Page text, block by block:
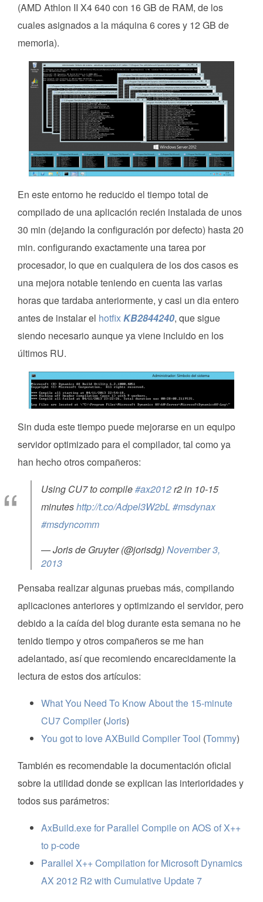
(AMD Athlon II X4 640 con 16 GB de RAM, de los
cuales asignados a la máquina 6 cores y 12 GB de
memoria).
En este entorno he reducido el tiempo total de
compilado de una aplicación recién instalada de unos
30 min (dejando la configuración por defecto) hasta 20
min. configurando exactamente una tarea por
procesador, lo que en cualquiera de los dos casos es
una mejora notable teniendo en cuenta las varias
horas que tardaba anteriormente, y casi un dia entero
antes de instalar el hotfixKB2844240, que sigue
siendo necesario aunque ya viene incluido en los
últimos RU.
Sin duda este tiempo puede mejorarse en un equipo
servidor optimizado para el compilador, tal como ya
han hecho otros compañeros:
Using CU7 to compile#ax2012r2 in 10-15
minuteshttp://t.co/Adpel3W2bL #msdynax
#msdyncomm
— Joris de Gruyter (@jorisdg)November 3,
2013
Pensaba realizar algunas pruebas más, compilando
aplicaciones anteriores y optimizando el servidor, pero
debido a la caída del blog durante esta semana no he
tenido tiempo y otros compañeros se me han
adelantado, así que recomiendo encarecidamente la
lectura de estos dos artículos:
What You Need To Know About the 15-minute
CU7 Compiler (Joris)
You got to love AXBuild Compiler Tool (Tommy)
También es recomendable la documentación oficial
sobre la utilidad donde se explican las interioridades y
todos sus parámetros:
AxBuild.exe for Parallel Compile on AOS of X++
to p-code
Parallel X++ Compilation for Microsoft Dynamics
AX 2012 R2 with Cumulative Update 7